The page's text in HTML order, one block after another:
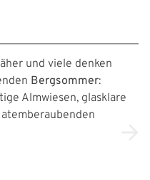
und viele denken
Bergsommer:
Almwiesen, glasklare